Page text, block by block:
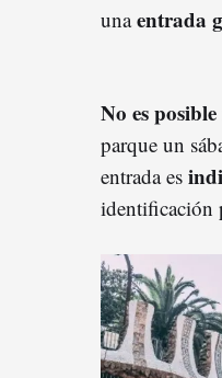
unaentrada
No es
parque un
entrada es
identificación